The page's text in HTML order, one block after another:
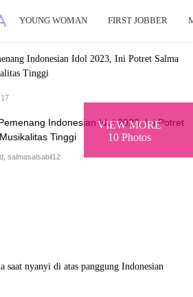
YOUNG WOMAN FIRST JOBBER
Indonesian Idol 2023, Ini Potret Salma
Tinggi
VIEW MORE
10 Photos
salmasalsabil12
saat nyanyi di atas panggung Indonesian